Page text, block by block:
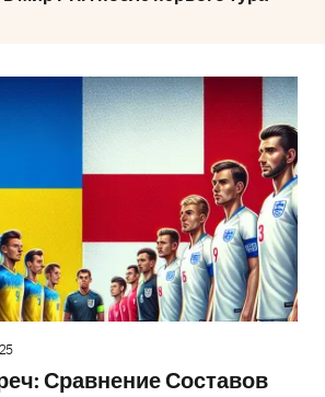
Сравнение Составов